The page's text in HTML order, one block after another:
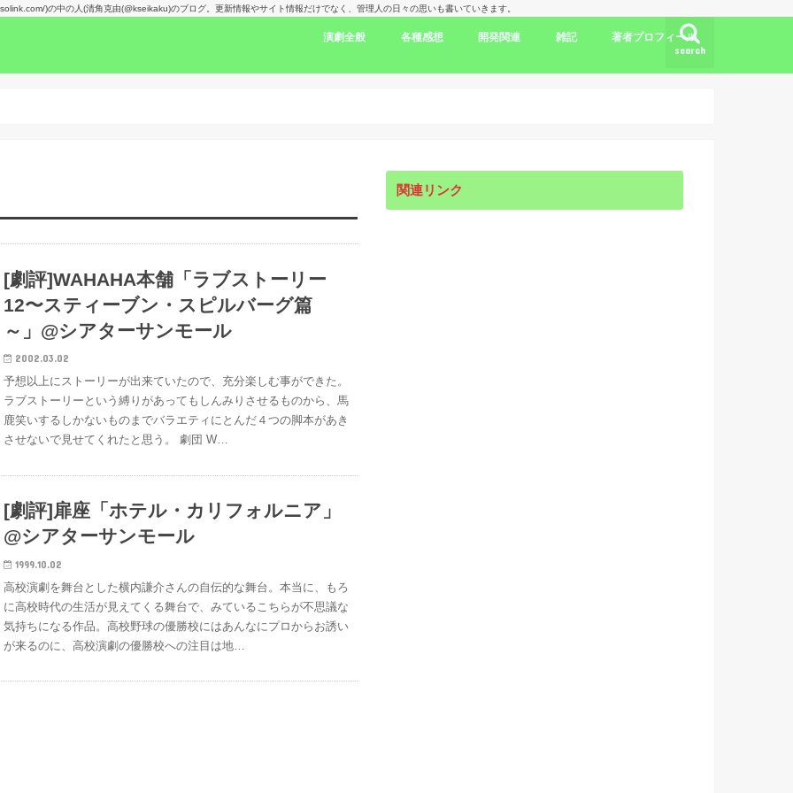
)の中の人(清角克由(@kseikaku)のブログ。更新情報やサイト情報だけでなく、管理人の日々の思いも書いていきます。
search
演劇全般
演劇感想文リンク
舞台で見た人のドラマ出演情報
楽しみな舞台！
演劇賞
各種感想
劇評 海外劇評
書評 KDP
映画評
旅行記
開発関連
開発言語
iPhone/Mac
WordPress
Ubuntu
集合知/人工知能
雑記
日本
アメリカ
韓国
中国
著者プロフィール
[劇評]WAHAHA本舗「ラブストーリー
12〜スティーブン・スピルバーグ篇
～」@シアターサンモール
2002.03.02
予想以上にストーリーが出来ていたので、充分楽しむ事ができた。
ラブストーリーという縛りがあってもしんみりさせるものから、馬
鹿笑いするしかないものまでバラエティにとんだ４つの脚本があき
させないで見せてくれたと思う。 劇団 W…
[劇評]扉座「ホテル・カリフォルニア」
@シアターサンモール
1999.10.02
高校演劇を舞台とした横内謙介さんの自伝的な舞台。本当に、もろ
に高校時代の生活が見えてくる舞台で、みているこちらが不思議な
気持ちになる作品。高校野球の優勝校にはあんなにプロからお誘い
が来るのに、高校演劇の優勝校への注目は地…
関連リンク